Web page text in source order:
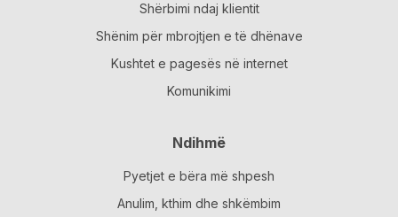
Shërbimi ndaj klientit
Shënim për mbrojtjen e të dhënave
Kushtet e pagesës në internet
Komunikimi
Ndihmë
Pyetjet e bëra më shpesh
Anulim, kthim dhe shkëmbim